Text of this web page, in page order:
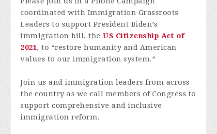
coordinated with Immigration Grassroots
Leaders to support President Biden’s
immigration bill, theUS Citizenship Act of
2021, to “restore humanity and American
values to our immigration system.”
Join us and immigration leaders from across
the country as we call members of Congress to
support comprehensive and inclusive
immigration reform.